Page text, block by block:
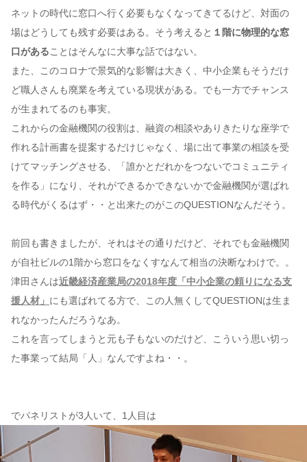
ネットの時代に窓口へ行く必要もなくなってきてるけど、対面の
場はどうしても残す必要はある。そう考えると １階に物理的な窓
口があることはそんなに大事な話ではない。
また、このコロナで景気的な影響は大きく、中小企業もそうだけ
ど職人さんも廃業を考えている現状がある。でも一方でチャンス
が生まれてるのも事実。
これからの金融機関の役割は、融資の相談やありきたりな座学で
作れる計画書を提案するだけじゃなく、場に出て事業の相談を受
けてマッチングさせる、「誰かとだれかをつないでコミュニティ
を作る」になり、それができるかできないかで金融機関が選ばれ
る時代がくるはず・・と出来たのがこのQUESTIONなんだそう。
前回も書きましたが、それはその通りだけど、それでも金融機関
が自社ビルの1階から窓口をなくすなんて相当の決断なわけで。。
津田さんは近畿経済産業局の2018年度「中小企業の頼りになる支
援人材」 にも選ばれてる方で、この人無くしてQUESTIONは生ま
れなかったんだろうなあ。
これを言ってしまうと元も子もないのだけど、こういう思い切っ
た事業って結局「人」なんですよね・・。
でパネリストが3人いて、1人目は